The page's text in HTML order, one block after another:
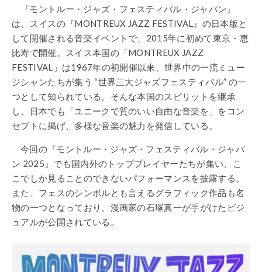
『モントルー・ジャズ・フェスティバル・ジャパン』
は、スイスの『MONTREUX JAZZ FESTIVAL』の日本版と
して開催される音楽イベントで、2015年に初めて東京・恵
比寿で開催。スイス本国の「MONTREUX JAZZ
FESTIVAL」は1967年の初開催以来、世界中の一流ミュー
ジシャンたちが集う “世界三大ジャズフェスティバル” の一
つとして知られている。そんな本国のスピリットを継承
し、日本でも「ユニークで質のいい自由な⾳楽を」をコン
セプトに掲げ、多様な音楽の魅力を発信している。
今回の『モントルー・ジャズ・フェスティバル・ジャパ
ン 2025』でも国内外のトッププレイヤーたちが集い、こ
こでしか見ることのできないパフォーマンスを披露する。
また、フェスのシンボルとも言えるグラフィック作品も名
物の一つとなっており、漫画家の石塚真一が手がけたビジ
ュアルが公開されている。